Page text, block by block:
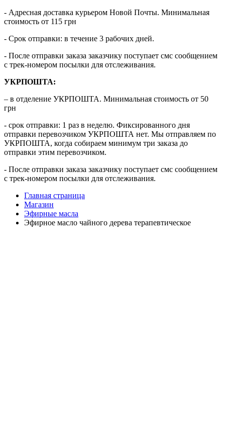
- Адресная доставка курьером Новой Почты. Минимальная
стоимость от 115 грн
- Срок отправки: в течение 3 рабочих дней.
- После отправки заказа заказчику поступает смс сообщением
с трек-номером посылки для отслеживания.
УКРПОШТА:
– в отделение УКРПОШТА. Минимальная стоимость от 50
грн
- срок отправки: 1 раз в неделю. Фиксированного дня
отправки перевозчиком УКРПОШТА нет. Мы отправляем по
УКРПОШТА, когда собираем минимум три заказа до
отправки этим перевозчиком.
- После отправки заказа заказчику поступает смс сообщением
с трек-номером посылки для отслеживания.
Главная страница
Магазин
Эфирные масла
Эфирное масло чайного дерева терапевтическое